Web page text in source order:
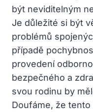
být neviditelným
Je důležité si být
problémů
případě
provedení
bezpečného a
svou rodinu by
Doufáme, že